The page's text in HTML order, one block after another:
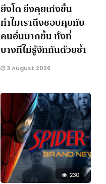
ยิ่งโต ยิ่งคุยเก่งขึ้น
ทำไมเราถึงชอบคุยกับ
คนอื่นมากขึ้น ทั้งที่
บางทีไม่รู้จักกันด้วยซ้ำ
3 August 2026
230